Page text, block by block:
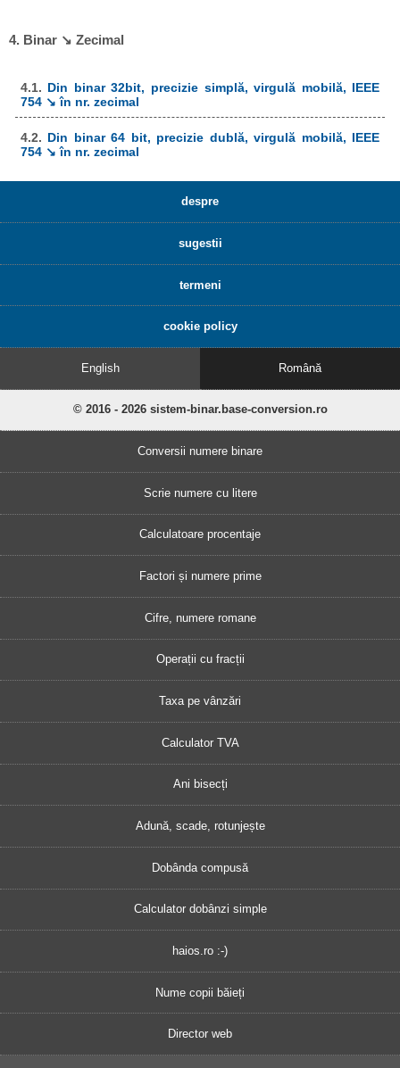
4. Binar ↘ Zecimal
4.1. Din binar 32bit, precizie simplă, virgulă mobilă, IEEE
754 ↘ în nr. zecimal
4.2. Din binar 64 bit, precizie dublă, virgulă mobilă, IEEE
754 ↘ în nr. zecimal
despre
sugestii
termeni
cookie policy
English Română
© 2016 - 2026 sistem-binar.base-conversion.ro
Conversii numere binare
Scrie numere cu litere
Calculatoare procentaje
Factori și numere prime
Cifre, numere romane
Operații cu fracții
Taxa pe vânzări
Calculator TVA
Ani bisecți
Adună, scade, rotunjește
Dobânda compusă
Calculator dobânzi simple
haios.ro :-)
Nume copii băieți
Director web